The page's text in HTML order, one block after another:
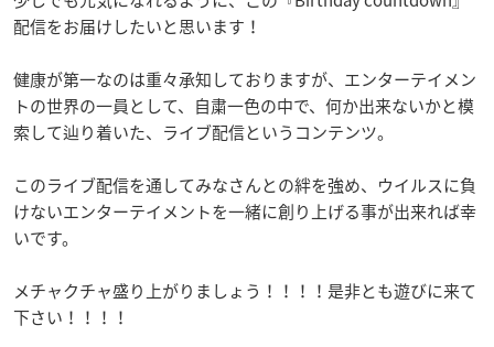
配信をお届けしたいと思います！
健康が第一なのは重々承知しておりますが、エンターテイメン
トの世界の一員として、自粛一色の中で、何か出来ないかと模
索して辿り着いた、ライブ配信というコンテンツ。
このライブ配信を通してみなさんとの絆を強め、ウイルスに負
けないエンターテイメントを一緒に創り上げる事が出来れば幸
いです。
メチャクチャ盛り上がりましょう！！！！是非とも遊びに来て
下さい！！！！